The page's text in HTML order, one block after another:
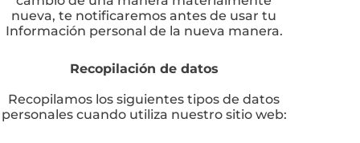
nueva, te notificaremos antes de usar tu
Información personal de la nueva manera.
Recopilación de datos
Recopilamos los siguientes tipos de datos
personales cuando utiliza nuestro sitio web: